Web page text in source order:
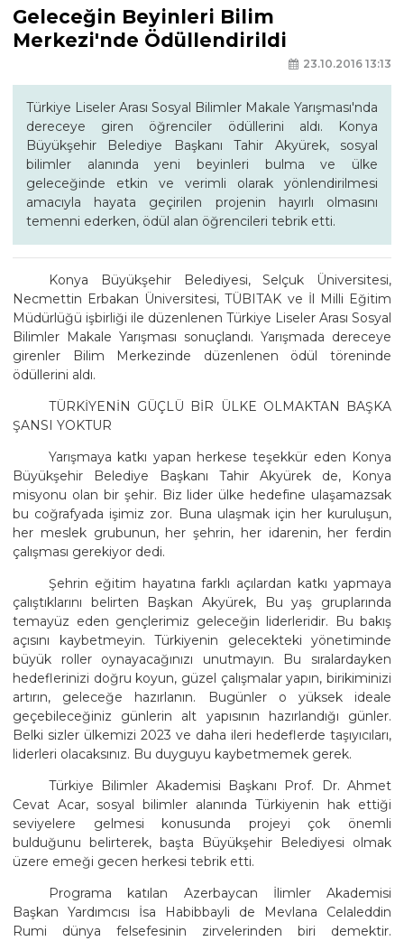
Geleceğin Beyinleri Bilim
Merkezi'nde Ödüllendirildi
23.10.2016 13:13
Türkiye Liseler Arası Sosyal Bilimler Makale Yarışması'nda
dereceye giren öğrenciler ödüllerini aldı. Konya
Büyükşehir Belediye Başkanı Tahir Akyürek, sosyal
bilimler alanında yeni beyinleri bulma ve ülke
geleceğinde etkin ve verimli olarak yönlendirilmesi
amacıyla hayata geçirilen projenin hayırlı olmasını
temenni ederken, ödül alan öğrencileri tebrik etti.
Konya Büyükşehir Belediyesi, Selçuk Üniversitesi,
Necmettin Erbakan Üniversitesi, TÜBITAK ve İl Milli Eğitim
Müdürlüğü işbirliği ile düzenlenen Türkiye Liseler Arası Sosyal
Bilimler Makale Yarışması sonuçlandı. Yarışmada dereceye
girenler Bilim Merkezinde düzenlenen ödül töreninde
ödüllerini aldı.
TÜRKİYENİN GÜÇLÜ BİR ÜLKE OLMAKTAN BAŞKA
ŞANSI YOKTUR
Yarışmaya katkı yapan herkese teşekkür eden Konya
Büyükşehir Belediye Başkanı Tahir Akyürek de, Konya
misyonu olan bir şehir. Biz lider ülke hedefine ulaşamazsak
bu coğrafyada işimiz zor. Buna ulaşmak için her kuruluşun,
her meslek grubunun, her şehrin, her idarenin, her ferdin
çalışması gerekiyor dedi.
Şehrin eğitim hayatına farklı açılardan katkı yapmaya
çalıştıklarını belirten Başkan Akyürek, Bu yaş gruplarında
temayüz eden gençlerimiz geleceğin liderleridir. Bu bakış
açısını kaybetmeyin. Türkiyenin gelecekteki yönetiminde
büyük roller oynayacağınızı unutmayın. Bu sıralardayken
hedeflerinizi doğru koyun, güzel çalışmalar yapın, birikiminizi
artırın, geleceğe hazırlanın. Bugünler o yüksek ideale
geçebileceğiniz günlerin alt yapısının hazırlandığı günler.
Belki sizler ülkemizi 2023 ve daha ileri hedeflerde taşıyıcıları,
liderleri olacaksınız. Bu duyguyu kaybetmemek gerek.
Türkiye Bilimler Akademisi Başkanı Prof. Dr. Ahmet
Cevat Acar, sosyal bilimler alanında Türkiyenin hak ettiği
seviyelere gelmesi konusunda projeyi çok önemli
bulduğunu belirterek, başta Büyükşehir Belediyesi olmak
üzere emeği gecen herkesi tebrik etti.
Programa katılan Azerbaycan İlimler Akademisi
Başkan Yardımcısı İsa Habibbayli de Mevlana Celaleddin
Rumi dünya felsefesinin zirvelerinden biri demektir.